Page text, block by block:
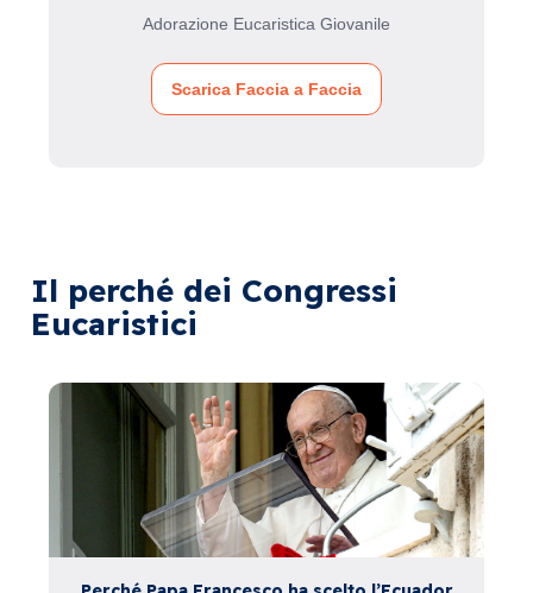
Adorazione Eucaristica Giovanile
Scarica Faccia a Faccia
Il perché dei Congressi
Eucaristici